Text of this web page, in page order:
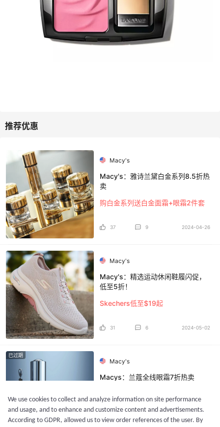
Macy's
Macy's：雅诗兰黛白金系列8.5折热
卖
购白金系列送白金面霜+眼霜2件套
37 9 2024-04-26
Macy's
Macy's：精选运动休闲鞋履闪促，
低至5折！
Skechers低至$19起
31 6 2024-05-02
已过期
Macy's
Macys：兰蔻全线眼霜7折热卖
满$42加$79换购圣诞大礼包+送菁纯礼包！
We use cookies to collect and analyze information on site performance
and usage, and to enhance and customize content and advertisements.
According to GDPR, allowed us to view order references of the user. By